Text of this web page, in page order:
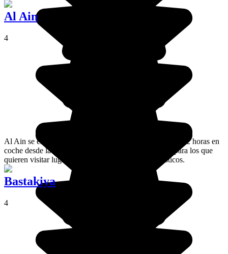
Al Ain
4
Al Ain se encuentra en el Emirato de Abu Dhabi, a unas 2 horas en
coche desde la capital. Es una parada imprescindible para los que
quieren visitar lugares alejados de los circuitos turísticos.
Bastakiya
4